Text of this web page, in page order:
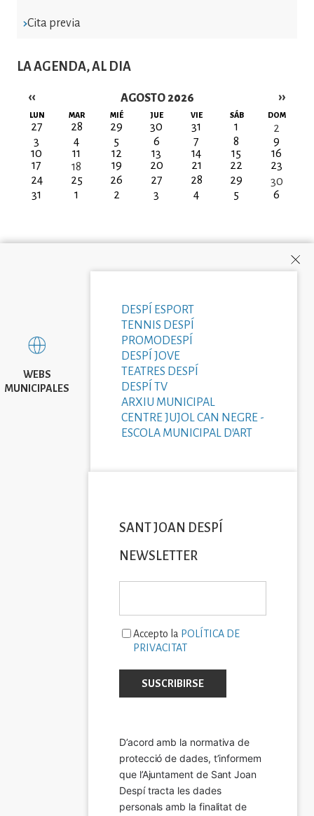
Cita previa
LA AGENDA, AL DIA
AGOSTO 2026
Paginación
‹‹ ››
LUN MAR MIÉ JUE VIE SÁB DOM
27 28 29 30 31 1
2
3
4 5 6 7 8
9
10
11 12 13 14 15
16
17
18 19 20 21 22
23
24
25 26 27 28 29
30
31
1 2 3 4 5 6
WEBS
MUNICIPALES
DESPÍ ESPORT
TENNIS DESPÍ
PROMODESPÍ
DESPÍ JOVE
TEATRES DESPÍ
DESPÍ TV
ARXIU MUNICIPAL
CENTRE JUJOL CAN NEGRE -
ESCOLA MUNICIPAL D'ART
SANT JOAN DESPÍ
NEWSLETTER
Accepto la POLÍTICA DE
PRIVACITAT
D’acord amb la normativa de
protecció de dades, t’informem
que l’Ajuntament de Sant Joan
Despí tracta les dades
personals amb la finalitat de